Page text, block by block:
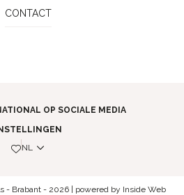
CONTACT
OP SOCIALE MEDIA
NL
- Brabant - 2026 | powered by Inside Web